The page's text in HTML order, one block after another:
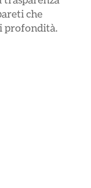
che
profondità.